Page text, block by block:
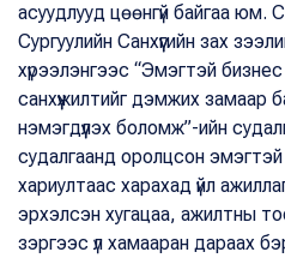
асуудлууд цөөнгүй байгаа юм.
Сургуулийн Санхүүгийн зах
хүрээлэнгээс “Эмэгтэй
санхүүжилтийг дэмжих замаар
нэмэгдүүлэх боломж”-ийн
судалгаанд оролцсон
хариултаас харахад үйл
эрхэлсэн хугацаа, ажилтны
зэргээс үл хамааран дараах